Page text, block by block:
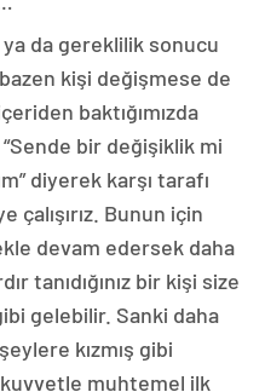
da gereklilik sonucu
kişi değişmese de
baktığımızda
bir değişiklik mi
diyerek karşı tarafı
Bunun için
devam edersek daha
tanıdığınız bir kişi size
gelebilir. Sanki daha
kızmış gibi
muhtemel ilk